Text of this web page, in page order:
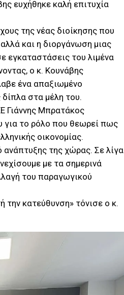
ευχήθηκε καλή επιτυχία
της νέας διοίκησης που
και η διοργάνωση μιας
εγκαταστάσεις του λιμένα
ο κ. Κουνάβης
ένα απαξιωμένο
στα μέλη του.
Γιάννης Μπρατάκος
για το ρόλο που θεωρεί πως
οικονομίας.
ανάπτυξης της χώρας. Σε λίγα
με τα σημερινά
του παραγωγικού
την κατεύθυνση» τόνισε ο κ.